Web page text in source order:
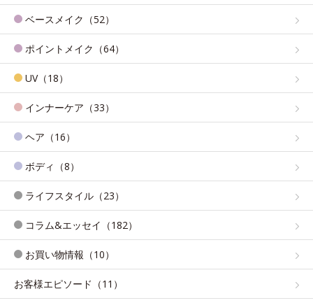
ベースメイク（52）
ポイントメイク（64）
UV（18）
インナーケア（33）
ヘア（16）
ボディ（8）
ライフスタイル（23）
コラム&エッセイ（182）
お買い物情報（10）
お客様エピソード（11）